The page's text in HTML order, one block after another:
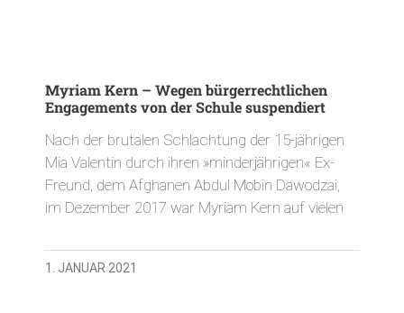
Myriam Kern – Wegen bürgerrechtlichen
Engagements von der Schule suspendiert
Nach der brutalen Schlachtung der 15-jährigen
Mia Valentin durch ihren »minderjährigen« Ex-
Freund, dem Afghanen Abdul Mobin Dawodzai,
im Dezember 2017 war Myriam Kern auf vielen
1. JANUAR 2021